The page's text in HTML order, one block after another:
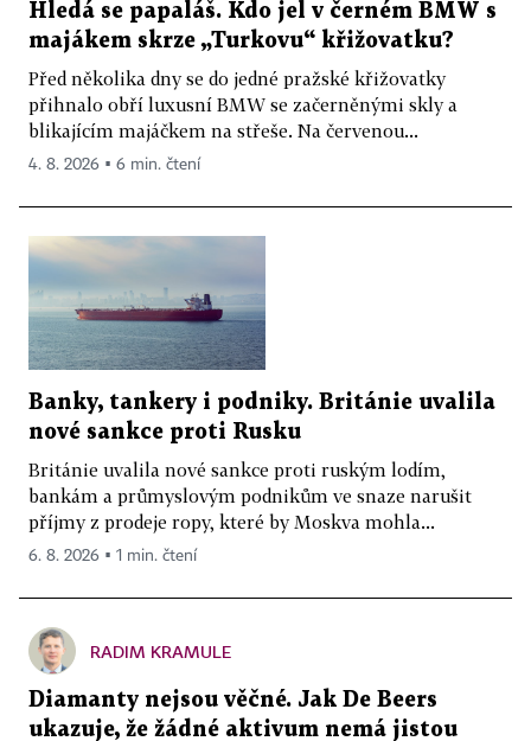
Hledá se papaláš. Kdo jel v černém BMW s
majákem skrze „Turkovu“ křižovatku?
Před několika dny se do jedné pražské křižovatky
přihnalo obří luxusní BMW se začerněnými skly a
blikajícím majáčkem na střeše. Na červenou...
4. 8. 2026 ▪ 6 min. čtení
Banky, tankery i podniky. Británie uvalila
nové sankce proti Rusku
Británie uvalila nové sankce proti ruským lodím,
bankám a průmyslovým podnikům ve snaze narušit
příjmy z prodeje ropy, které by Moskva mohla...
6. 8. 2026 ▪ 1 min. čtení
RADIM KRAMULE
Diamanty nejsou věčné. Jak De Beers
ukazuje, že žádné aktivum nemá jistou